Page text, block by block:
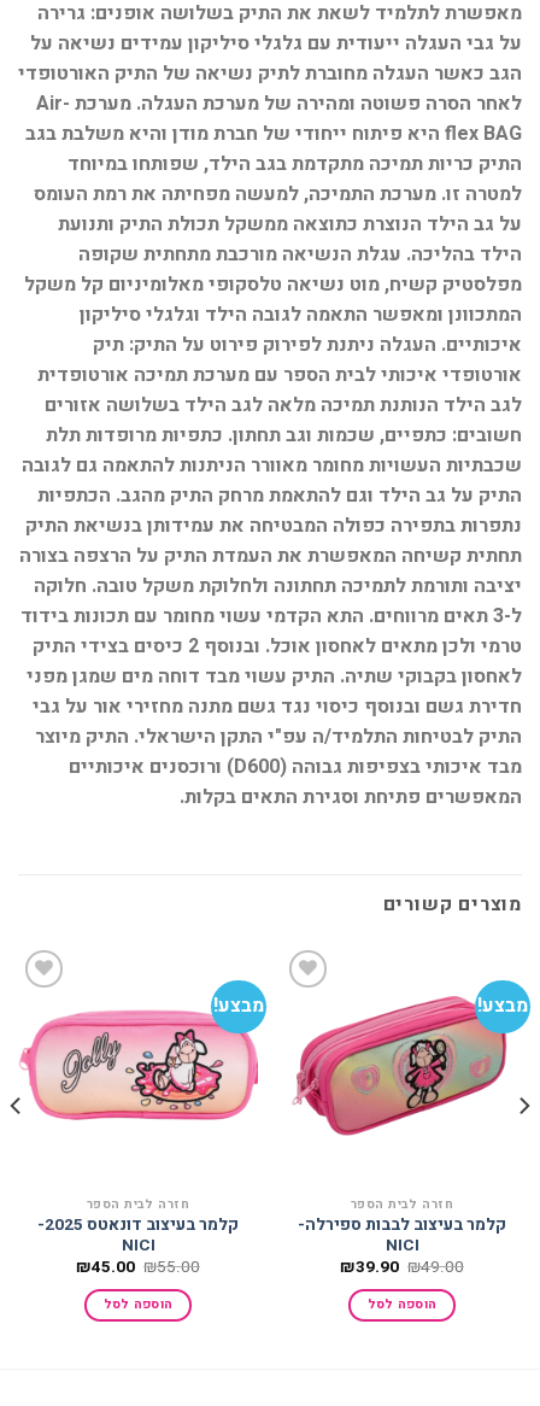
מאפשרת לתלמיד לשאת את התיק בשלושה אופנים: גרירה
על גבי העגלה ייעודית עם גלגלי סיליקון עמידים נשיאה על
הגב כאשר העגלה מחוברת לתיק נשיאה של התיק האורטופדי
לאחר הסרה פשוטה ומהירה של מערכת העגלה. מערכת Air-
flex BAG היא פיתוח ייחודי של חברת מודן והיא משלבת בגב
התיק כריות תמיכה מתקדמת בגב הילד, שפותחו במיוחד
למטרה זו. מערכת התמיכה, למעשה מפחיתה את רמת העומס
על גב הילד הנוצרת כתוצאה ממשקל תכולת התיק ותנועת
הילד בהליכה. עגלת הנשיאה מורכבת מתחתית שקופה
מפלסטיק קשיח, מוט נשיאה טלסקופי מאלומיניום קל משקל
המתכוונן ומאפשר התאמה לגובה הילד וגלגלי סיליקון
איכותיים. העגלה ניתנת לפירוק פירוט על התיק: תיק
אורטופדי איכותי לבית הספר עם מערכת תמיכה אורטופדית
לגב הילד הנותנת תמיכה מלאה לגב הילד בשלושה אזורים
חשובים: כתפיים, שכמות וגב תחתון. כתפיות מרופדות תלת
שכבתיות העשויות מחומר מאוורר הניתנות להתאמה גם לגובה
התיק על גב הילד וגם להתאמת מרחק התיק מהגב. הכתפיות
נתפרות בתפירה כפולה המבטיחה את עמידותן בנשיאת התיק
תחתית קשיחה המאפשרת את העמדת התיק על הרצפה בצורה
יציבה ותורמת לתמיכה תחתונה ולחלוקת משקל טובה. חלוקה
ל-3 תאים מרווחים. התא הקדמי עשוי מחומר עם תכונות בידוד
טרמי ולכן מתאים לאחסון אוכל. ובנוסף 2 כיסים בצידי התיק
לאחסון בקבוקי שתיה. התיק עשוי מבד דוחה מים שמגן מפני
חדירת גשם ובנוסף כיסוי נגד גשם מתנה מחזירי אור על גבי
התיק לבטיחות התלמיד/ה עפ"י התקן הישראלי. התיק מיוצר
מבד איכותי בצפיפות גבוהה (D600) ורוכסנים איכותיים
המאפשרים פתיחת וסגירת התאים בקלות.
מוצרים קשורים
מבצע!
הוסף
למועדפים
חזרה לבית הספר
קלמר בעיצוב לבבות ספירלה-
NICI
₪49.00 המחיר
היה:
₪49.00.
₪39.90 המחיר
הוא:
₪39.90. הוספה לסל
מבצע!
הוסף
למועדפים
חזרה לבית הספר
קלמר בעיצוב דונאטס 2025-
NICI
₪55.00 המחיר
היה:
₪55.00.
₪45.00 המחיר
הוא:
₪45.00. הוספה לסל